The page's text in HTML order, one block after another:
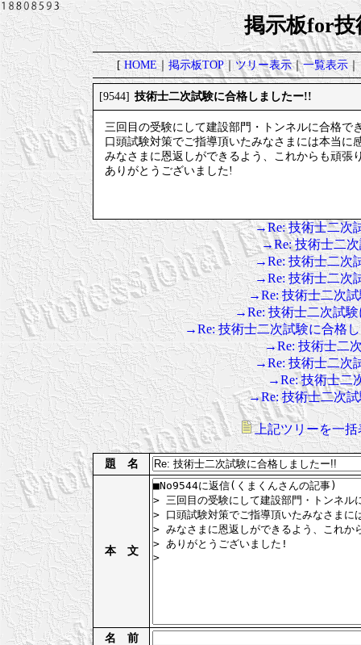
掲示板for技
[HOME｜掲示板TOP｜ツリー表示｜一覧表示｜
[9544] 技術士二次試験に合格しましたー!!
三回目の受験にして建設部門・トンネルに合格で
口頭試験対策でご指導頂いたみなさまには本当に
みなさまに恩返しができるよう、これからも頑張
ありがとうございました!
→Re: 技術士二次
→Re: 技術士二
→Re: 技術士二次
→Re: 技術士二次
→Re: 技術士二次
→Re: 技術士二次試
→Re: 技術士二次試験に合格
→Re: 技術士二
→Re: 技術士二次
→Re: 技術士二
→Re: 技術士二次
上記ツリーを一括
題 名
本 文
名 前